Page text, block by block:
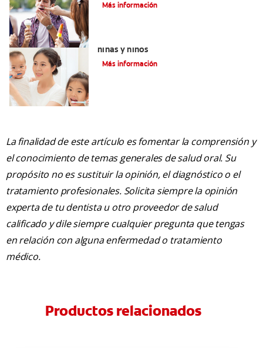
Más información
niñas y niños
Más información
La finalidad de este artículo es fomentar la comprensión y
el conocimiento de temas generales de salud oral. Su
propósito no es sustituir la opinión, el diagnóstico o el
tratamiento profesionales. Solicita siempre la opinión
experta de tu dentista u otro proveedor de salud
calificado y dile siempre cualquier pregunta que tengas
en relación con alguna enfermedad o tratamiento
médico.
Productos relacionados